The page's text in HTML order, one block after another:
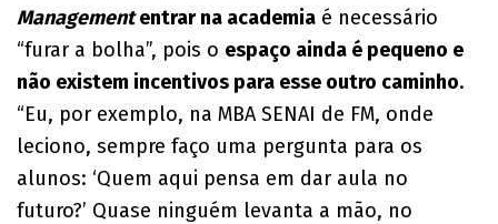
Managemententrar na academia é necessário
“furar a bolha”, pois o espaço ainda é pequeno e
não existem incentivos para esse outro caminho.
“Eu, por exemplo, na MBA SENAI de FM, onde
leciono, sempre faço uma pergunta para os
alunos: ‘Quem aqui pensa em dar aula no
futuro?’ Quase ninguém levanta a mão, no